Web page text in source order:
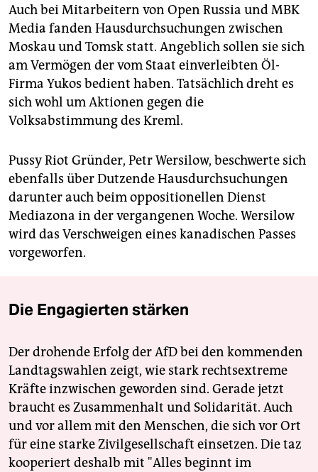
Auch bei Mitarbeitern von Open Russia und MBK
Media fanden Hausdurchsuchungen zwischen
Moskau und Tomsk statt. Angeblich sollen sie sich
am Vermögen der vom Staat einverleibten Öl-
Firma Yukos bedient haben. Tatsächlich dreht es
sich wohl um Aktionen gegen die
Volksabstimmung des Kreml.
Pussy Riot Gründer, Petr Wersilow, beschwerte sich
ebenfalls über Dutzende Hausdurchsuchungen
darunter auch beim oppositionellen Dienst
Media­zona in der vergangenen Woche. Wersilow
wird das Verschweigen eines kanadischen Passes
vorgeworfen.
Die Engagierten stärken
Der drohende Erfolg der AfD bei den kommenden
Landtagswahlen zeigt, wie stark rechtsextreme
Kräfte inzwischen geworden sind. Gerade jetzt
braucht es Zusammenhalt und Solidarität. Auch
und vor allem mit den Menschen, die sich vor Ort
für eine starke Zivilgesellschaft einsetzen. Die taz
kooperiert deshalb mit "Alles beginnt im